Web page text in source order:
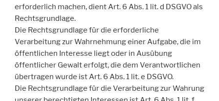
erforderlich machen, dient Art. 6 Abs. 1 lit. d DSGVO als
Rechtsgrundlage.
Die Rechtsgrundlage für die erforderliche
Verarbeitung zur Wahrnehmung einer Aufgabe, die im
öffentlichen Interesse liegt oder in Ausübung
öffentlicher Gewalt erfolgt, die dem Verantwortlichen
übertragen wurde ist Art. 6 Abs. 1 lit. e DSGVO.
Die Rechtsgrundlage für die Verarbeitung zur Wahrung